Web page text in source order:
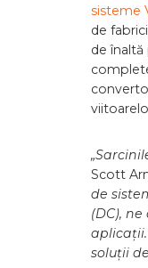
sisteme
de
de
Scott
de
(DC),
soluții